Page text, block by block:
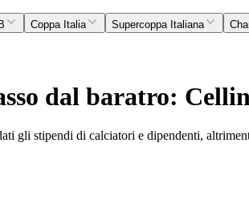
Coppa Italia Supercoppa Italiana
dal baratro:
gli stipendi di calciatori e dipendenti,